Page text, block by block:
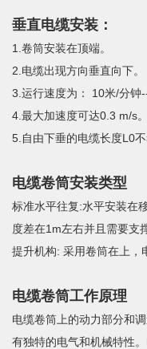
垂直电缆安装：
1.卷筒安装在顶端。
2.电缆出现方向垂直向下。
3.运行速度为： 10米/分钟
4.最大加速度可达0.3 m/s。
5.自由下垂的电缆长度L0
电缆卷筒安装类型
标准水平往复:水平安装在
度差在1m左右并且需要支
提升机构: 采用卷筒在上，
电缆卷筒工作原理
电缆卷筒上的动力部分和
有独特的电气和机械特性